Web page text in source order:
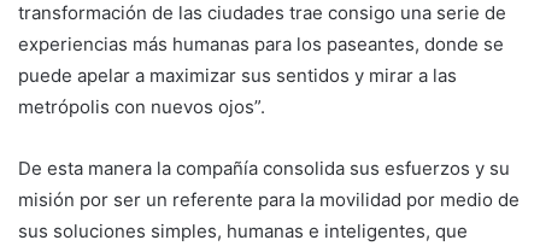
transformación de las ciudades trae consigo una serie de
experiencias más humanas para los paseantes, donde se
puede apelar a maximizar sus sentidos y mirar a las
metrópolis con nuevos ojos”.
De esta manera la compañía consolida sus esfuerzos y su
misión por ser un referente para la movilidad por medio de
sus soluciones simples, humanas e inteligentes, que